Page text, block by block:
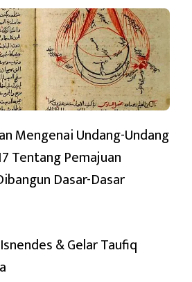
MENGENAI
UU
NO.
05
TAHUN
2017
TENTANG
PEMAJUAN
BAGIAN
Mengenai Undang-Undang
Tentang Pemajuan
Dasar-Dasar
& Gelar Taufiq